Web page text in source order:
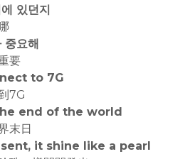
있던지
중요해
要
to 7G
7G
end of the world
末日
it shine like a pearl